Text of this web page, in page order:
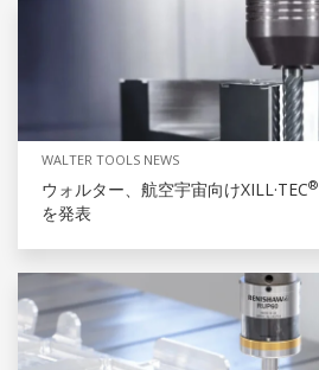
WALTER TOOLS NEWS
ウォルター、航空宇宙向けXILL·TEC®
を発表